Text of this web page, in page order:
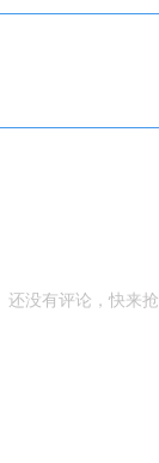
还没有评论，快来